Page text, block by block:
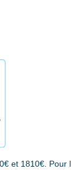
et 1810€. Pour